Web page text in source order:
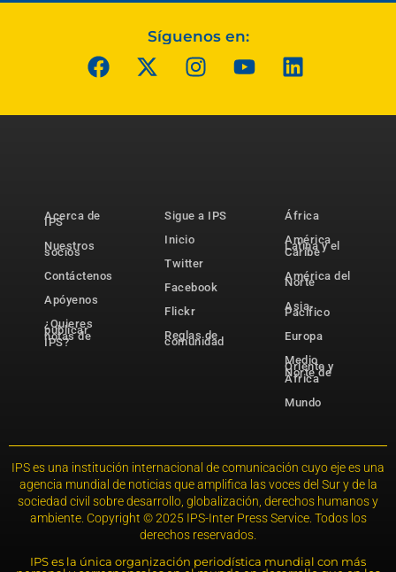
Síguenos en:
Acerca de
IPS
Nuestros
socios
Contáctenos
Apóyenos
¿Quieres
publicar
notas de
IPS?
Sigue a IPS
Inicio
Twitter
Facebook
Flickr
Reglas de
comunidad
África
América
Latina y el
Caribe
América del
Norte
Asia-
Pacífico
Europa
Medio
Oriente y
Norte de
África
Mundo
IPS es una institución internacional de comunicación cuyo eje es una
agencia mundial de noticias que amplifica las voces del Sur y de la
sociedad civil sobre desarrollo, globalización, derechos humanos y
ambiente. Copyright © 2025 IPS-Inter Press Service. Todos los
derechos reservados.
IPS es la única organización periodística mundial con más